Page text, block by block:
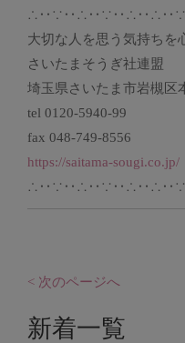
大切な人を思う気持ちを
さいたまそうぎ社連盟
埼玉県さいたま市岩槻区
tel 0120-5940-99
fax 048-749-8556
https://saitama-sougi.co.jp/
< 次のページへ
新着一覧